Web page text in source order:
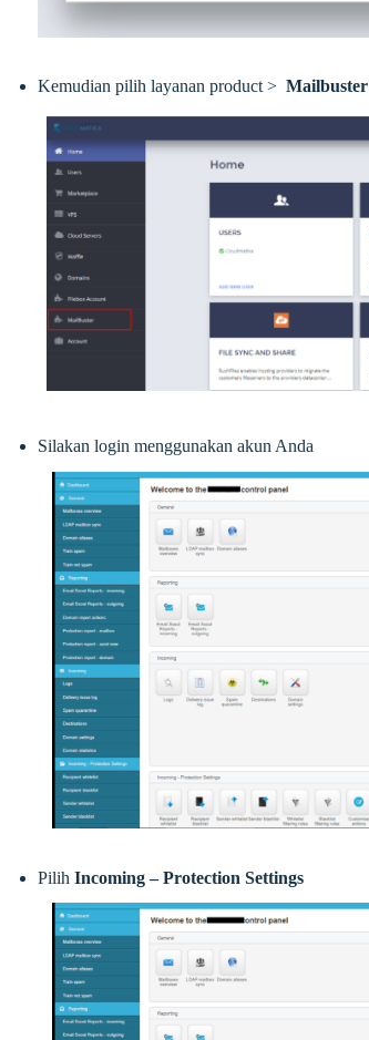
Kemudian pilih layanan product > Mailbuster
Silakan login menggunakan akun Anda
Pilih Incoming – Protection Settings